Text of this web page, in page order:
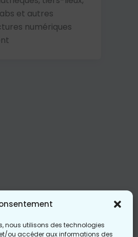
nous utilisons des technologies
ou accéder aux informations des
et autres
numériques